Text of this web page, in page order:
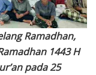
Ramadhan,
1443 H
pada 25